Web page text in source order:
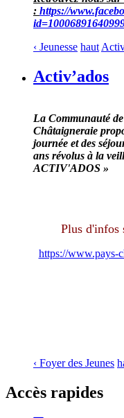
: https://
‹ Jeunesse haut
Activ’ados
La Communauté
Châtaigneraie
journée et des
ans révolus à la
ACTIV'ADOS »
Plus d'infos
https://www.pays-
‹ Foyer des Jeunes
Accès rapides